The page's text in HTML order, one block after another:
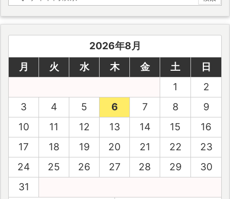
2026年8月
月
火 水 木 金 土
日
1
2
3
4 5 6 7 8
9
10
11 12 13 14 15
16
17
18 19 20 21 22
23
24
25 26 27 28 29
30
31